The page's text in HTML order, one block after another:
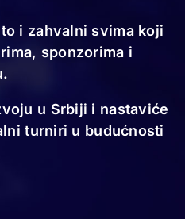
obično osvaja
i zahvalni svima koji
sponzorima i
u Srbiji i nastaviće
turniri u budućnosti